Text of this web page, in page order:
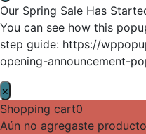
Our Spring Sale Has
You can see how this
step guide: https://
opening-announcement-
×
Shopping cart0
Aún no agregaste